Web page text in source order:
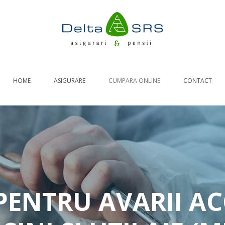
HOME ASIGURARE
LOCUINTE
Asigurare obligatorie PAD
RASPUNDERI CIVILE
Generale
CUMPARA ONLINE
RCA AUTO ASIGURARE DE CALATORIE
CONTACT
AVARII